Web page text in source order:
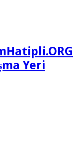
Yeri